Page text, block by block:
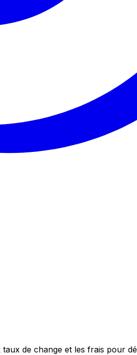
de change et les frais pour